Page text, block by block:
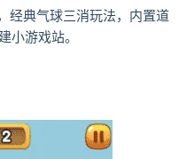
经典气球三消玩法，内置道
小游戏站。